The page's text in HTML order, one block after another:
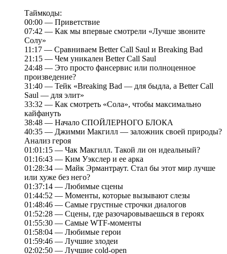
Таймкоды:
00:00 — Приветствие
07:42 — Как мы впервые смотрели «Лучше звоните
Солу»
11:17 — Сравниваем Better Call Saul и Breaking Bad
21:15 — Чем уникален Better Call Saul
24:48 — Это просто фансервис или полноценное
произведение?
31:40 — Тейк «Breaking Bad — для быдла, а Better Call
Saul — для элит»
33:32 — Как смотреть «Сола», чтобы максимально
кайфануть
38:48 — Начало СПОЙЛЕРНОГО БЛОКА
40:35 — Джимми Макгилл — заложник своей природы?
Анализ героя
01:01:15 — Чак Макгилл. Такой ли он идеальный?
01:16:43 — Ким Уэкслер и ее арка
01:28:34 — Майк Эрмантраут. Стал бы этот мир лучше
или хуже без него?
01:37:14 — Любимые сцены
01:44:52 — Моменты, которые вызывают слезы
01:48:46 — Самые грустные строчки диалогов
01:52:28 — Сцены, где разочаровываешься в героях
01:55:30 — Самые WTF-моменты
01:58:04 — Любимые герои
01:59:46 — Лучшие злодеи
02:02:50 — Лучшие cold-open